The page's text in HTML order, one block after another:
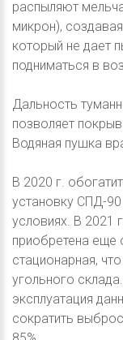
распыляют
микрон),
который не дает
подниматься в
Дальность
позволяет
Водяная пушка
В 2020 г.
установку СПД-
условиях. В 2021
приобретена еще
стационарная,
угольного
эксплуатация
сократить